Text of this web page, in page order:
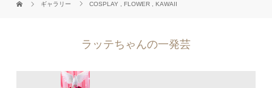
ギャラリー COSPLAY ,FLOWER ,KAWAII
ラッテちゃんの一発芸